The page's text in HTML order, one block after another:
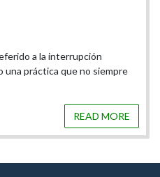
no siempre
A continuación
sobre el aborto